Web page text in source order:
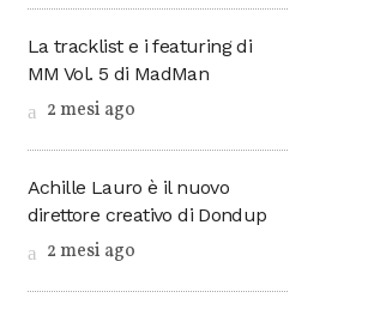
La tracklist e i featuring di
MM Vol. 5 di MadMan
2 mesi ago
Achille Lauro è il nuovo
direttore creativo di Dondup
2 mesi ago